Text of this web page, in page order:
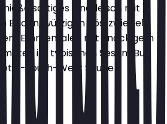
saftiges Rindfleisch mit
Bacon, würzigen Röstzwiebeln
Emmentaler, mit knackigem
im typischen Sesam Bun
South-West Sauce